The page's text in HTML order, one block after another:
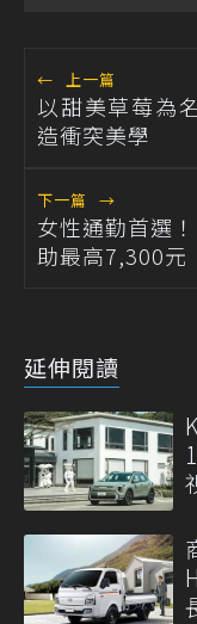
← 上一篇
以甜美草莓為
造衝突美學
下一篇 →
女性通勤首選
助最高7,300元
延伸閱讀